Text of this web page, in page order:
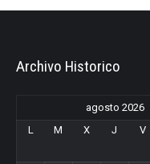
Archivo Historico
agosto 2026
L
M X J V